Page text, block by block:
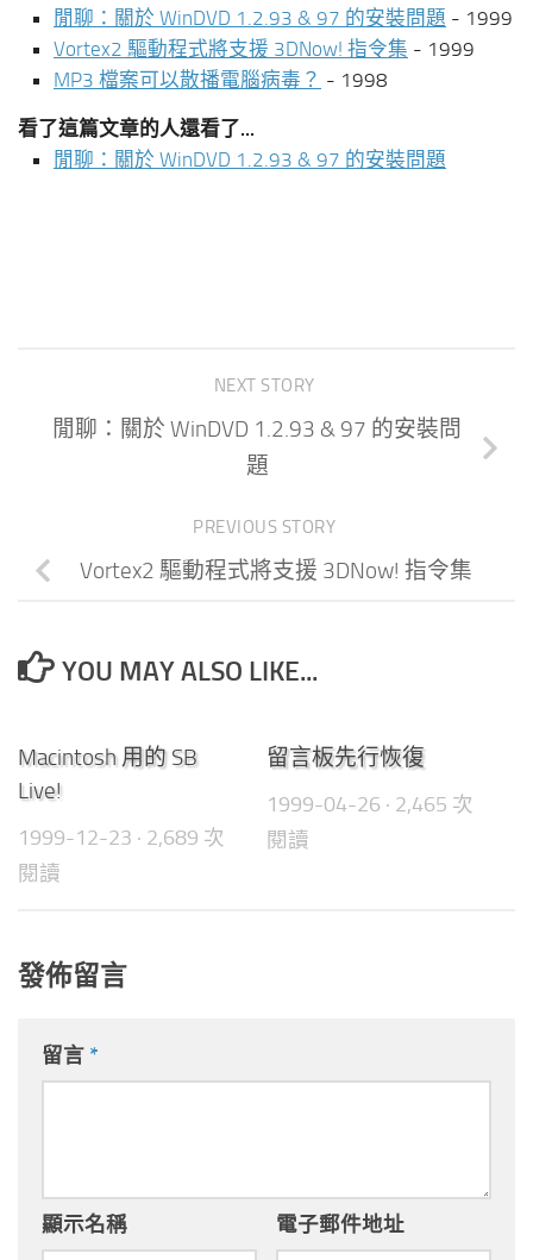
閒聊：關於 WinDVD 1.2.93 & 97 的安裝問題 - 1999
Vortex2 驅動程式將支援 3DNow! 指令集 - 1999
MP3 檔案可以散播電腦病毒？ - 1998
看了這篇文章的人還看了...
閒聊：關於 WinDVD 1.2.93 & 97 的安裝問題
NEXT STORY
閒聊：關於 WinDVD 1.2.93 & 97 的安裝問
題
PREVIOUS STORY
Vortex2 驅動程式將支援 3DNow! 指令集
YOU MAY ALSO LIKE...
Macintosh 用的 SB
Live!
1999-12-23 · 2,689 次
閱讀
留言板先行恢復
1999-04-26 · 2,465 次
閱讀
發佈留言
留言 *
顯示名稱 電子郵件地址